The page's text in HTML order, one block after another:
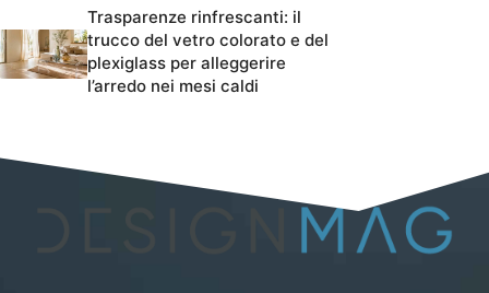
Trasparenze rinfrescanti: il
trucco del vetro colorato e del
plexiglass per alleggerire
l’arredo nei mesi caldi